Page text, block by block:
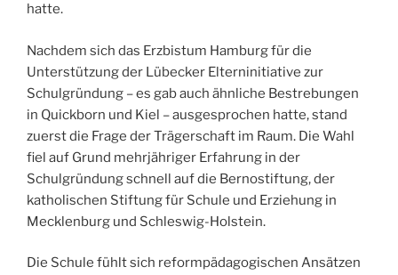
hatte.
Nachdem sich das Erzbistum Hamburg für die
Unterstützung der Lübecker Elterninitiative zur
Schulgründung – es gab auch ähnliche Bestrebungen
in Quickborn und Kiel – ausgesprochen hatte, stand
zuerst die Frage der Trägerschaft im Raum. Die Wahl
fiel auf Grund mehrjähriger Erfahrung in der
Schulgründung schnell auf die Bernostiftung, der
katholischen Stiftung für Schule und Erziehung in
Mecklenburg und Schleswig-Holstein.
Die Schule fühlt sich reformpädagogischen Ansätzen